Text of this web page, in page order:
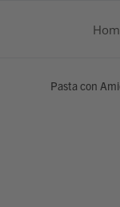
Pasta con